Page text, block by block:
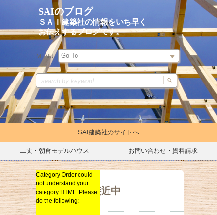
SAIのブログ
ＳＡＩ建築社の情報をいち早く
お伝えするブログです。
MENU:
SAI建築社のサイトへ
二丈・朝倉モデルハウス お問い合わせ・資料請求
台風7号接近中
Category Order could
not understand your
category HTML. Please
do the following:
イベントキャンペーン
リノベーション
新築